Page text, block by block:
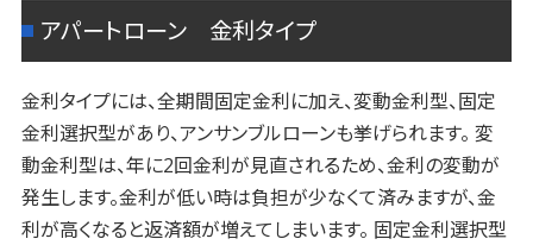
アパートローン 金利タイプ
金利タイプには、全期間固定金利に加え、変動金利型、固定
金利選択型があり、アンサンブルローンも挙げられます。 変
動金利型は、年に2回金利が見直されるため、金利の変動が
発生します。金利が低い時は負担が少なくて済みますが、金
利が高くなると返済額が増えてしまいます。 固定金利選択型